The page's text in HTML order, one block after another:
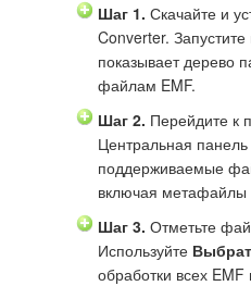
Шаг 1. Скачайте и
Converter.
показывает дерево
файлам EMF.
Шаг 2. Перейдите к
Центральная
поддерживаемые
включая метафайлы
Шаг 3. Отметьте
Используйте
обработки всех EMF